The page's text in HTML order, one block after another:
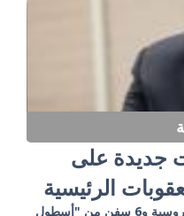
جديدة على
الرئيسية
العقوبات تشمل 19 كياناً بينها 6 بنوك روسية و6 سفن من "أسطول